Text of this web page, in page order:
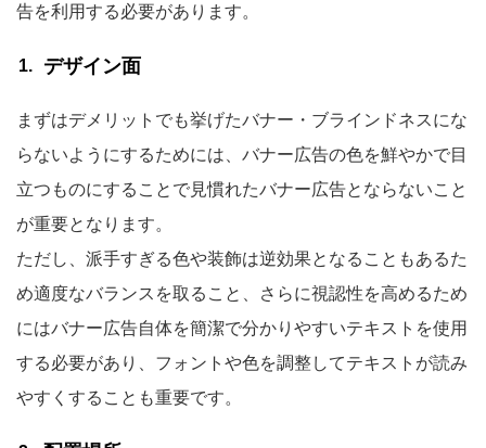
告を利用する必要があります。
デザイン面
まずはデメリットでも挙げたバナー・ブラインドネスにな
らないようにするためには、バナー広告の色を鮮やかで目
立つものにすることで見慣れたバナー広告とならないこと
が重要となります。
ただし、派手すぎる色や装飾は逆効果となることもあるた
め適度なバランスを取ること、さらに視認性を高めるため
にはバナー広告自体を簡潔で分かりやすいテキストを使用
する必要があり、フォントや色を調整してテキストが読み
やすくすることも重要です。